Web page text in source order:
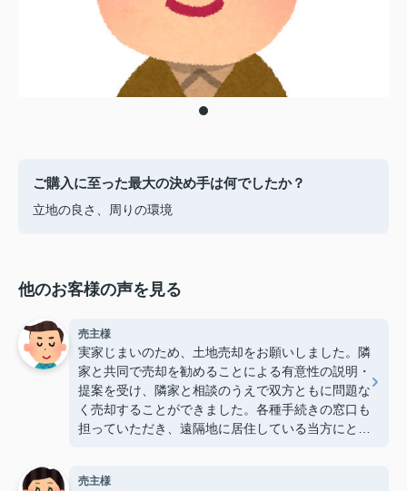
ご購入に至った最大の決め手は何でしたか？
立地の良さ、周りの環境
他のお客様の声を見る
売主様
実家じまいのため、土地売却をお願いしました。隣
家と共同で売却を勧めることによる有意性の説明・
提案を受け、隣家と相談のうえで双方ともに問題な
く売却することができました。各種手続きの窓口も
担っていただき、遠隔地に居住している当方にとっ
売主様